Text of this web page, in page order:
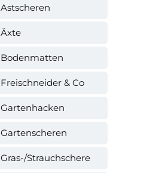
Astscheren
Äxte
Bodenmatten
Freischneider & Co
Gartenhacken
Gartenscheren
Gras-/Strauchschere